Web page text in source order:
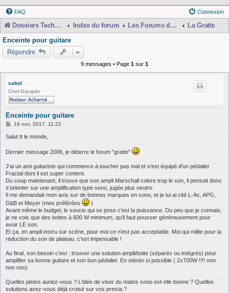
FAQ Connexion
Dossiers Techniques Index du forum Les Forums de Discussions
La Gratte
Enceinte pour guitare
Répondre
9 messages • Page 1 sur 1
sabol
Chef-Equipier
Enceinte pour guitare
M
s
g
16 nov. 2017, 11:22
Salut tt le monde,
Dernier message 2006, je déterre le forum "gratte"
J'ai un ami guitariste qui commence à toucher pas mal et s'est équipé d'un pédalier
Fractal dont il est super content.
Du coup maintenant, il trouve que son ampli Marschall colore trop le son, il pensait donc
s'orienter sur une amplification type sono, jugée plus neutre.
Il me demandait mon avis sur de bonnes marques en sono, et je lui ai cité L-Ac, APG,
D&B et Meyer (mes préférées
)
Avant même le budget, le soucis qui se pose c'est la puissance. Du peu que je connais,
je ne vois que des boites à 600 W minimum, qu'il faut pousser généreusement pour
avoir LE son.
Et ça, en ampli instru sur scène, pour moi ce n'est pas acceptable. Moi qui milite pour la
réduction du son de plateau, c'est impensable !
Au final, son besoin c'est : trouver une solution ampli/boite (séparés ou intégrés) pour
amplifier sa bonne guitare et son bon pédalier. En stéréo si possible ( 2x700W !!!! non
non non)
Quelles pistes auriez-vous ? L'idée de viser du matos sono est-elle bonne ? Quelles
solutions avez-vous déjà croisé sur vos presta ?